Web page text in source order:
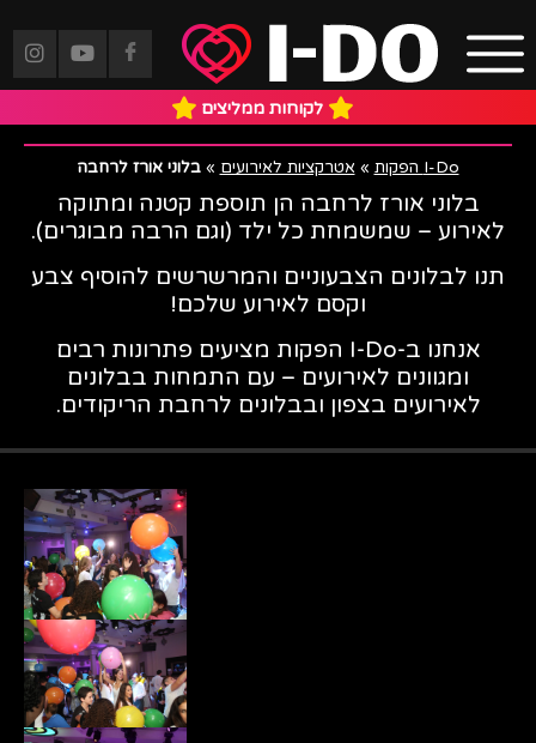
לקוחות ממליצים
בלוני אורז לרחבה
I-Do הפקות » אטרקציות לאירועים »בלוני אורז לרחבה
בלוני אורז לרחבה הן תוספת קטנה ומתוקה
לאירוע – שמשמחת כל ילד (וגם הרבה מבוגרים).
תנו לבלונים הצבעוניים והמרשרשים להוסיף צבע
וקסם לאירוע שלכם!
אנחנו ב-I-Do הפקות מציעים פתרונות רבים
ומגוונים לאירועים – עם התמחות בבלונים
לאירועים בצפון ובבלונים לרחבת הריקודים.